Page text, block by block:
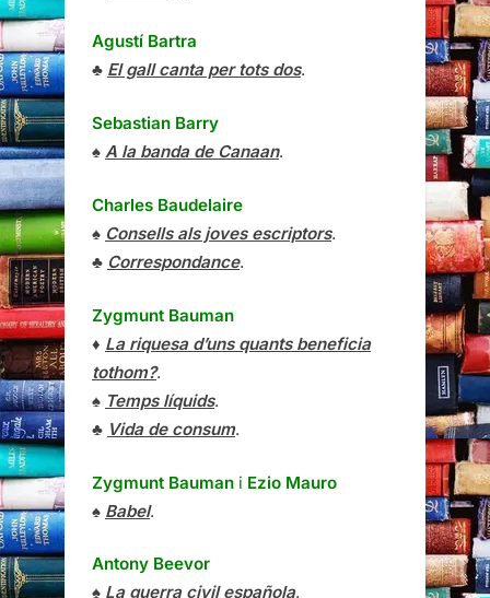
Agustí Bartra
♣ El gall canta per tots dos.
Sebastian Barry
♠ A la banda de Canaan.
Charles Baudelaire
♠ Consells als joves escriptors.
♣ Correspondance.
Zygmunt Bauman
♦ La riquesa d’uns quants beneficia
tothom?.
♠ Temps líquids.
♣ Vida de consum.
Zygmunt Bauman i Ezio Mauro
♠ Babel.
Antony Beevor
♠ La guerra civil española.